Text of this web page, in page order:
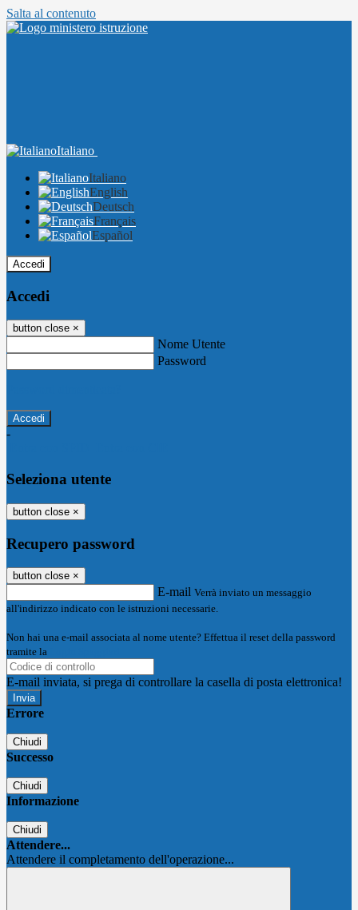
Salta al contenuto
Italiano
Italiano
English
Deutsch
Français
Español
Accedi
Accedi
button close ×
Nome Utente
Password
-
Seleziona utente
button close ×
Recupero password
button close ×
E-mail Verrà inviato un messaggio
all'indirizzo indicato con le istruzioni necessarie.
Non hai una e-mail associata al nome utente? Effettua il reset della password
tramite la
E-mail inviata, si prega di controllare la casella di posta elettronica!
Errore
Chiudi
Successo
Chiudi
Informazione
Chiudi
Attendere...
Attendere il completamento dell'operazione...